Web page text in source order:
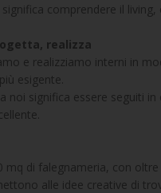
comprendere il living,
realizza
e realizziamo interni in
esigente.
noi significa essere seguiti
mq di falegnameria, con
alle idee creative di